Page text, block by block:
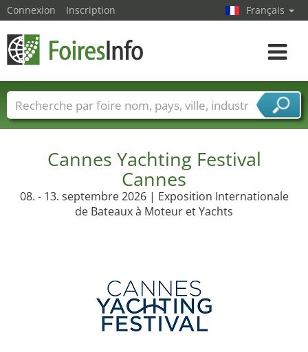
Cannes Yachting Festival
Cannes
08. - 13. septembre 2026 | Exposition Internationale
de Bateaux à Moteur et Yachts
Connexion Inscription Français
Toggle
Foire noms Pays Villes
Secteurs de foire